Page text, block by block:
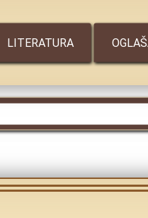
LITERATURA